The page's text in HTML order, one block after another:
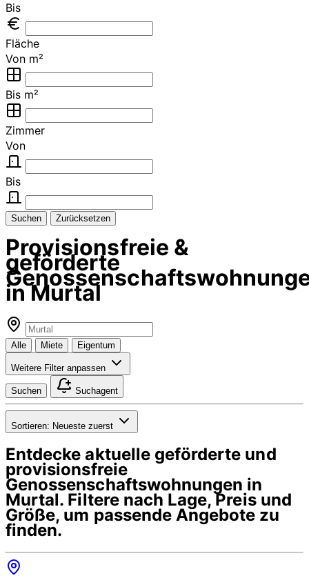
Bis
Fläche
Von m²
Bis m²
Zimmer
Von
Bis
Suchen Zurücksetzen
Provisionsfreie &
geförderte
in Murtal
Alle Miete Eigentum
Weitere Filter anpassen
Suchen Suchagent
Sortieren: Neueste zuerst
Entdecke aktuelle geförderte und
provisionsfreie
Genossenschaftswohnungen in
Murtal. Filtere nach Lage, Preis und
Größe, um passende Angebote zu
finden.